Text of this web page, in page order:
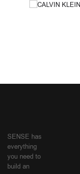
SENSE has
everything
you need to
build an